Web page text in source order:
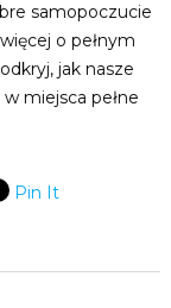
samopoczucie
o pełnym
jak nasze
miejsca pełne
Pin It